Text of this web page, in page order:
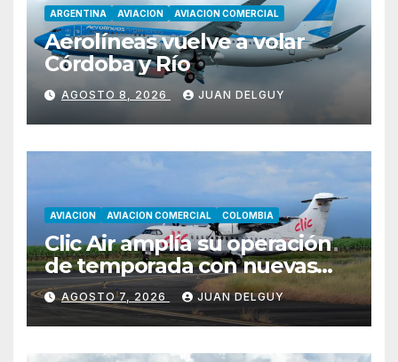
ARGENTINA AVIACION AVIACION COMERCIAL
Aerolíneas vuelve a volar
Córdoba y Río
AGOSTO 8, 2026 JUAN DELGUY
AVIACION AVIACION COMERCIAL COLOMBIA
Clic Air amplía su operación
de temporada con nuevas
rutas hacia Cartagena y Tolú
AGOSTO 7, 2026 JUAN DELGUY